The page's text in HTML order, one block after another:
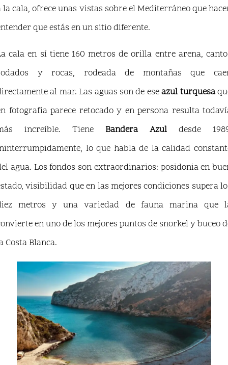
la cala, ofrece unas vistas sobre el Mediterráneo que
que estás en un sitio diferente.
cala en sí tiene 160 metros de orilla entre arena,
y rocas, rodeada de montañas que
al mar. Las aguas son de eseazul turquesa
fotografía parece retocado y en persona resulta
increíble. Tiene Bandera Azul desde
lo que habla de la calidad
agua. Los fondos son extraordinarios: posidonia en
visibilidad que en las mejores condiciones supera
metros y una variedad de fauna marina que
en uno de los mejores puntos de snorkel y buceo
Costa Blanca.